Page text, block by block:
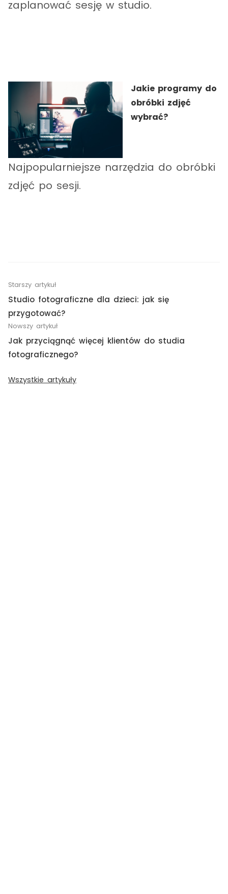
zaplanować sesję w studio.
Jakie programy do
obróbki zdjęć
wybrać?
Najpopularniejsze narzędzia do obróbki
zdjęć po sesji.
Starszy artykuł
Studio fotograficzne dla dzieci: jak się
przygotować?
Nowszy artykuł
Jak przyciągnąć więcej klientów do studia
fotograficznego?
Wszystkie artykuły